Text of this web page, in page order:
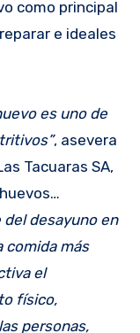
como principal
e ideales
es uno de
, asevera
Tacuaras SA,
del desayuno en
comida más
el
físico,
personas,